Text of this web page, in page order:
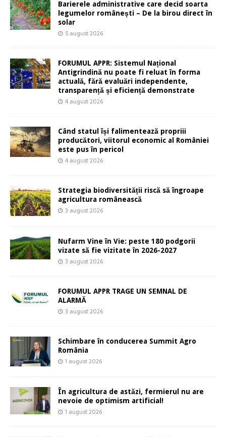
Barierele administrative care decid soarta
legumelor românești – De la birou direct în
solar
5 august 2026
FORUMUL APPR: Sistemul Național
Antigrindină nu poate fi reluat în forma
actuală, fără evaluări independente,
transparență și eficiență demonstrate
4 august 2026
Când statul își falimentează propriii
producători, viitorul economic al României
este pus în pericol
4 august 2026
Strategia biodiversității riscă să îngroape
agricultura românească
3 august 2026
Nufarm Vine în Vie: peste 180 podgorii
vizate să fie vizitate în 2026-2027
3 august 2026
FORUMUL APPR TRAGE UN SEMNAL DE
ALARMĂ
3 august 2026
Schimbare în conducerea Summit Agro
România
1 august 2026
În agricultura de astăzi, fermierul nu are
nevoie de optimism artificial!
1 august 2026